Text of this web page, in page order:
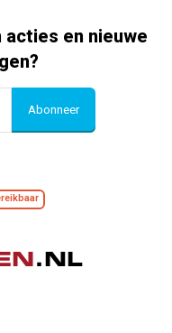
en nieuwe
Abonneer